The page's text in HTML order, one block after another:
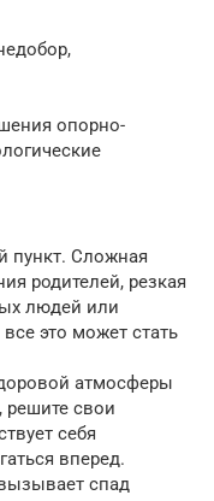
опорно-
пункт. Сложная
родителей, резкая
людей или
это может стать
атмосферы
решите свои
себя
вперед.
спад